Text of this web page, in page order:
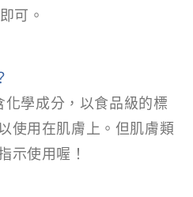
可。
學成分，以食品級的標
使用在肌膚上。但肌膚類
示使用喔！